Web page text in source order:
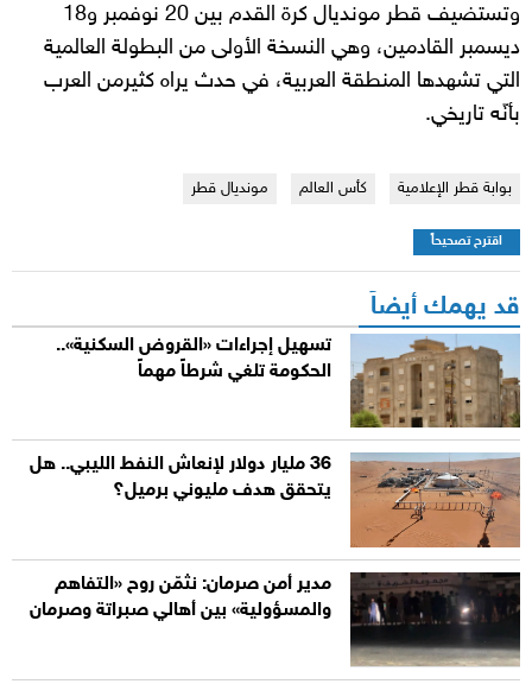
وتستضيف قطر مونديال كرة القدم بين 20 نوفمبر و18
ديسمبر القادمين، وهي النسخة الأولى من البطولة العالمية
التي تشهدها المنطقة العربية، في حدث يراه كثيرمن العرب
بأنّه تاريخي.
بوابة قطر الإعلامية كأس العالم مونديال قطر
اقترح تصحيحاً
قد يهمك أيضاً
تسهيل إجراءات «القروض السكنية»..
الحكومة تلغي شرطاً مهماً
36 مليار دولار لإنعاش النفط الليبي.. هل
يتحقق هدف مليوني برميل؟
مدير أمن صرمان: نثمّن روح «التفاهم
والمسؤولية» بين أهالي صبراتة وصرمان